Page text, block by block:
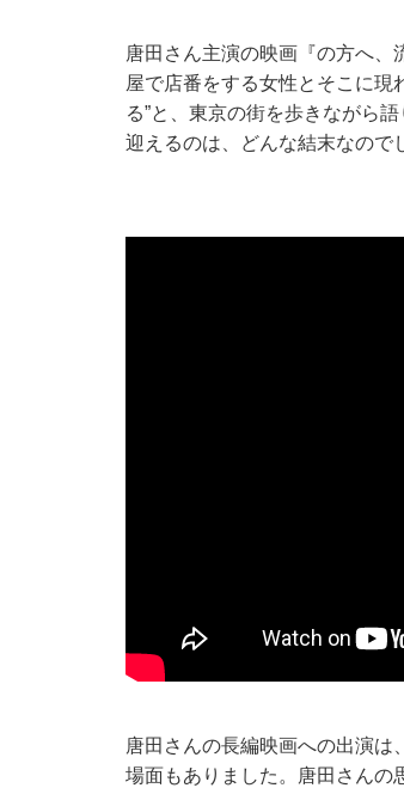
唐田さん主演の映画『の方へ
屋で店番をする女性とそこに現
る”と、東京の街を歩きながら
迎えるのは、どんな結末なので
唐田さんの長編映画への出演
場面もありました。唐田さんの